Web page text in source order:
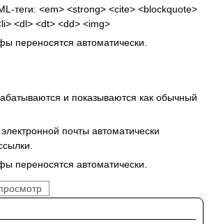
теги: <em> <strong> <cite> <blockquote>
<dl> <dt> <dd> <img>
переносятся автоматически.
и показываются как обычный
почты автоматически
переносятся автоматически.